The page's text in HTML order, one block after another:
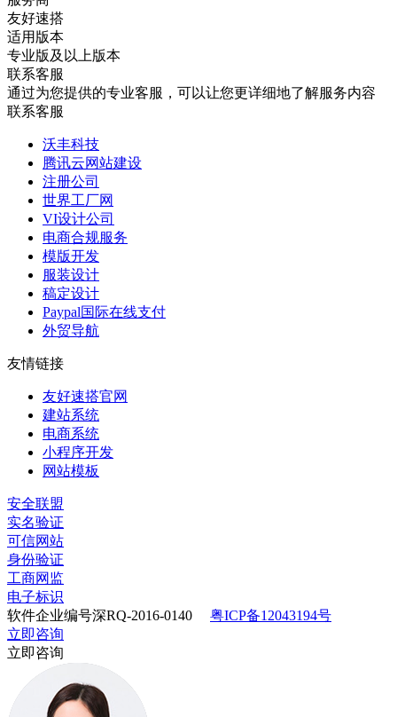
友好速搭
适用版本
专业版及以上版本
联系客服
通过为您提供的专业客服，可以让您更详细地了解服务内容
联系客服
沃丰科技
腾讯云网站建设
注册公司
世界工厂网
VI设计公司
电商合规服务
模版开发
服装设计
稿定设计
Paypal国际在线支付
外贸导航
友情链接
友好速搭官网
建站系统
电商系统
小程序开发
网站模板
安全联盟
实名验证
可信网站
身份验证
工商网监
电子标识
软件企业编号深RQ-2016-0140
粤ICP备12043194号
立即咨询
立即咨询